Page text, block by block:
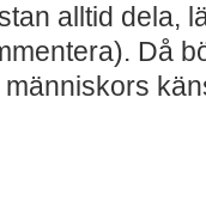
alltid dela,
Då